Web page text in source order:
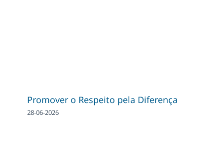
Promover o Respeito pela Diferença
28-06-2026